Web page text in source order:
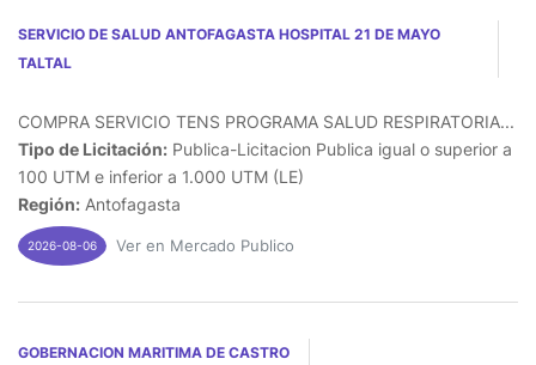
SERVICIO DE SALUD ANTOFAGASTA HOSPITAL 21 DE MAYO
TALTAL
COMPRA SERVICIO TENS PROGRAMA SALUD RESPIRATORIA...
Tipo de Licitación: Publica-Licitacion Publica igual o superior a
100 UTM e inferior a 1.000 UTM (LE)
Región: Antofagasta
2026-08-06 Ver en Mercado Publico
GOBERNACION MARITIMA DE CASTRO